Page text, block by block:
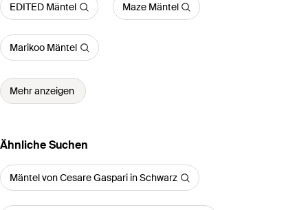
EDITED Mäntel Maze Mäntel
Marikoo Mäntel
Mehr anzeigen
Ähnliche Suchen
Mäntel von Cesare Gaspari in Schwarz